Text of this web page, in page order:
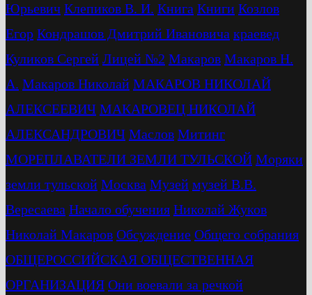
Юрьевич Клепиков В. И. Книга Книги Козлов
Егор Кондрашов Дмитрий Ивановича краевед
Куликов Сергей Лицей №2 Макаров Макаров Н.
А. Макаров Николай МАКАРОВ НИКОЛАЙ
АЛЕКСЕЕВИЧ МАКАРОВЕЦ НИКОЛАЙ
АЛЕКСАНДРОВИЧ Маслов Митинг
МОРЕПЛАВАТЕЛИ ЗЕМЛИ ТУЛЬСКОЙ Моряки
земли тульской Москва Музей музей В.В.
Вересаева Начало обучения Николай Жуков
Николай Макаров Обсуждение Общего собрания
ОБЩЕРОССИЙСКАЯ ОБЩЕСТВЕННАЯ
ОРГАНИЗАЦИЯ Они воевали за речкой